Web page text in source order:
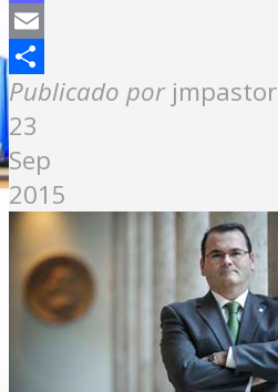
Mastodon
Email
Compartir
Publicado por jmpastor
23
Sep
2015